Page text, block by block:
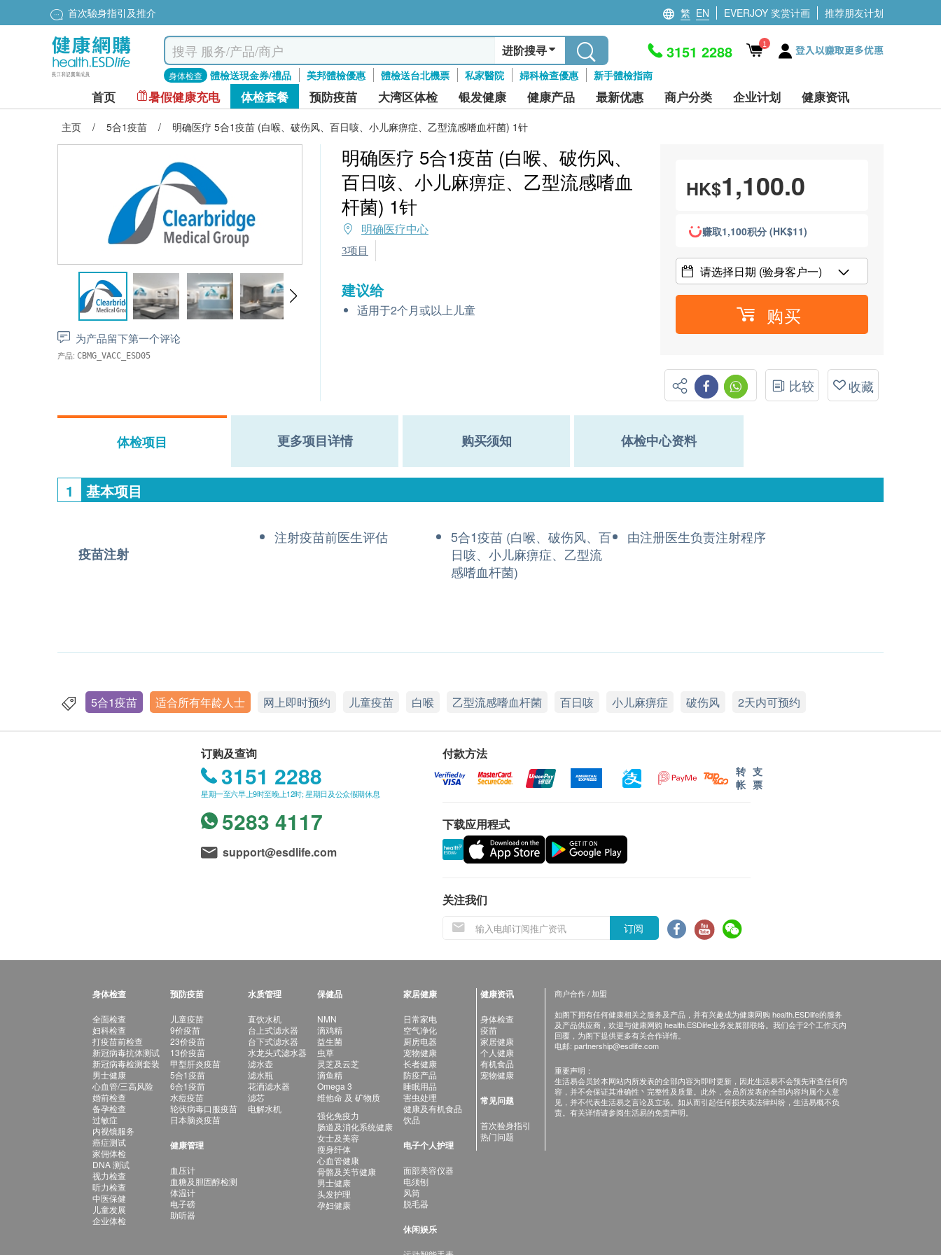
首次驗身指引及推介 繁 EN EVERJOY 奖赏计画 推荐朋友计划
进阶搜寻
身体检查 體檢送現金券/禮品 美邦體檢優惠 體檢送台北機票 私家醫院 婦科檢查優惠 新手體檢指南
3151 2288 1 登入以赚取更多优惠
首页 暑假健康充电 体检套餐 预防疫苗 大湾区体检 银发健康 健康产品 最新优惠 商户分类 企业计划 健康资讯
主页 / 5合1疫苗 / 明确医疗 5合1疫苗 (白喉、破伤风、百日咳、小儿麻痹症、乙型流感嗜血杆菌) 1针
为产品留下第一个评论
产品: CBMG_VACC_ESD05
明确医疗 5合1疫苗 (白喉、破伤风、
百日咳、小儿麻痹症、乙型流感嗜血
杆菌) 1针
明确医疗中心
3项目
建议给
适用于2个月或以上儿童
HK$1,100.0
赚取1,100积分 (HK$11)
请选择日期 (验身客户一)
购买
比较 收藏
体检项目 更多项目详情 购买须知 体检中心资料
1 基本项目
疫苗注射
注射疫苗前医​​生评估
5合1疫苗 (白喉、破伤风、百
日咳、小儿麻痹症、乙型流
感嗜血杆菌)
由注册医生负责注射程序
5合1疫苗 适合所有年龄人士 网上即时预约 儿童疫苗 白喉 乙型流感嗜血杆菌 百日咳 小儿麻痹症 破伤风 2天内可预约
订购及查询
3151 2288
星期一至六早上9时至晚上12时; 星期日及公众假期休息
5283 4117
support@esdlife.com
付款方法
转
帐
支
票
下载应用程式
关注我们
订阅
身体检查
全面检查
妇科检查
打疫苗前检查
新冠病毒抗体测试
新冠病毒检测套装
男士健康
心血管/三高风险
婚前检查
备孕检查
过敏症
内视镜服务
癌症测试
家佣体检
DNA 测试
视力检查
听力检查
中医保健
儿童发展
企业体检
预防疫苗
儿童疫苗
9价疫苗
23价疫苗
13价疫苗
甲型肝炎疫苗
5合1疫苗
6合1疫苗
水痘疫苗
轮状病毒口服疫苗
日本脑炎疫苗
健康管理
血压计
血糖及胆固醇检测
体温计
电子磅
助听器
水质管理
直饮水机
台上式滤水器
台下式滤水器
水龙头式滤水器
滤水壶
滤水瓶
花洒滤水器
滤芯
电解水机
保健品
NMN
滴鸡精
益生菌
虫草
灵芝及云芝
滴鱼精
Omega 3
维他命 及 矿物质
强化免疫力
肠道及消化系统健康
女士及美容
瘦身纤体
心血管健康
骨骼及关节健康
男士健康
头发护理
孕妇健康
家居健康
日常家电
空气净化
厨房电器
宠物健康
长者健康
防疫产品
睡眠用品
害虫处理
健康及有机食品
饮品
电子个人护理
面部美容仪器
电须刨
风筒
脱毛器
休闲娱乐
健康资讯
身体检查
疫苗
家居健康
个人健康
有机食品
宠物健康
常见问题
首次验身指引
热门问题
商户合作 / 加盟
如阁下拥有任何健康相关之服务及产品，并有兴趣成为健康网购 health.ESDlife的服务
及产品供应商，欢迎与健康网购 health.ESDlife业务发展部联络。我们会于2个工作天内
回覆，为阁下提供更多有关合作详情。
电邮: partnership@esdlife.com
重要声明：
生活易会员於本网站内所发表的全部内容为即时更新，因此生活易不会预先审查任何内
容，并不会保证其准确性丶完整性及质量。此外，会员所发表的全部内容均属个人意
见，并不代表生活易之言论及立场。如从而引起任何损失或法律纠纷，生活易概不负
责。有关详情请参阅生活易的免责声明。